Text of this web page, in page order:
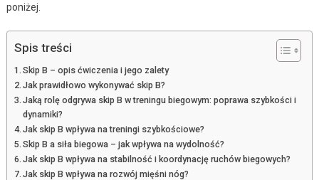
poniżej.
Spis treści
Skip B – opis ćwiczenia i jego zalety
Jak prawidłowo wykonywać skip B?
Jaką rolę odgrywa skip B w treningu biegowym: poprawa szybkości i
dynamiki?
Jak skip B wpływa na treningi szybkościowe?
Skip B a siła biegowa – jak wpływa na wydolność?
Jak skip B wpływa na stabilność i koordynację ruchów biegowych?
Jak skip B wpływa na rozwój mięśni nóg?